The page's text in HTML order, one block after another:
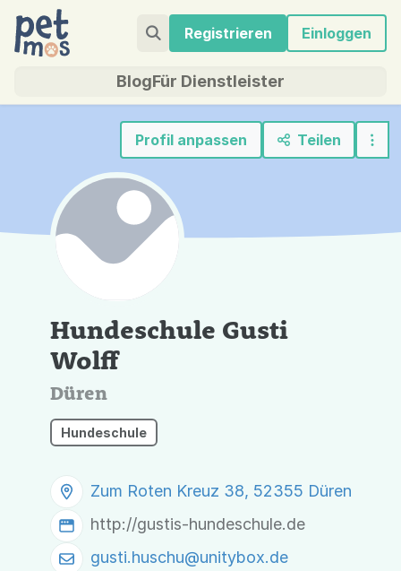
Registrieren Einloggen
BlogFür Dienstleister
Profil anpassen Teilen
Hundeschule Gusti
Wolff
Düren
Hundeschule
Zum Roten Kreuz 38, 52355 Düren
http://gustis-hundeschule.de
gusti.huschu@unitybox.de